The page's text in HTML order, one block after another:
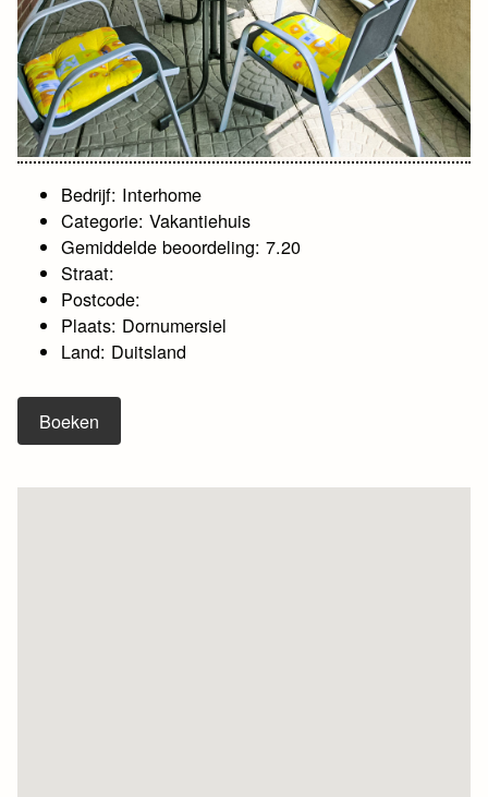
Bedrijf: Interhome
Categorie: Vakantiehuis
Gemiddelde beoordeling: 7.20
Straat:
Postcode:
Plaats: Dornumersiel
Land: Duitsland
Boeken